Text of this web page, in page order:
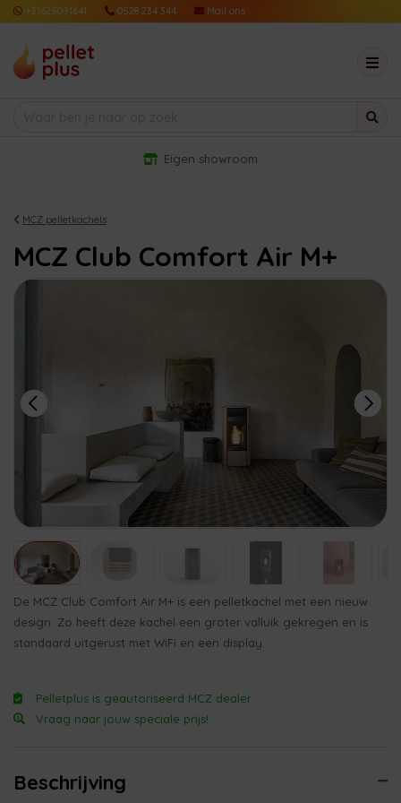
+31625091641 0528 234 344 Mail ons
Eigen showroom
MCZ pelletkachels
MCZ Club Comfort Air M+
De MCZ Club Comfort Air M+ is een pelletkachel met een nieuw
design. Zo heeft deze kachel een groter valluik gekregen en is
standaard uitgerust met WiFi en een display.
Pelletplus is geautoriseerd MCZ dealer
Vraag naar jouw speciale prijs!
Beschrijving